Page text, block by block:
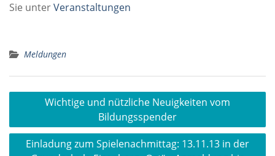
Sie unterVeranstaltungen
Meldungen
Beitragsnavigation
Wichtige und nützliche Neuigkeiten vom
Bildungsspender
Einladung zum Spielenachmittag: 13.11.13 in der